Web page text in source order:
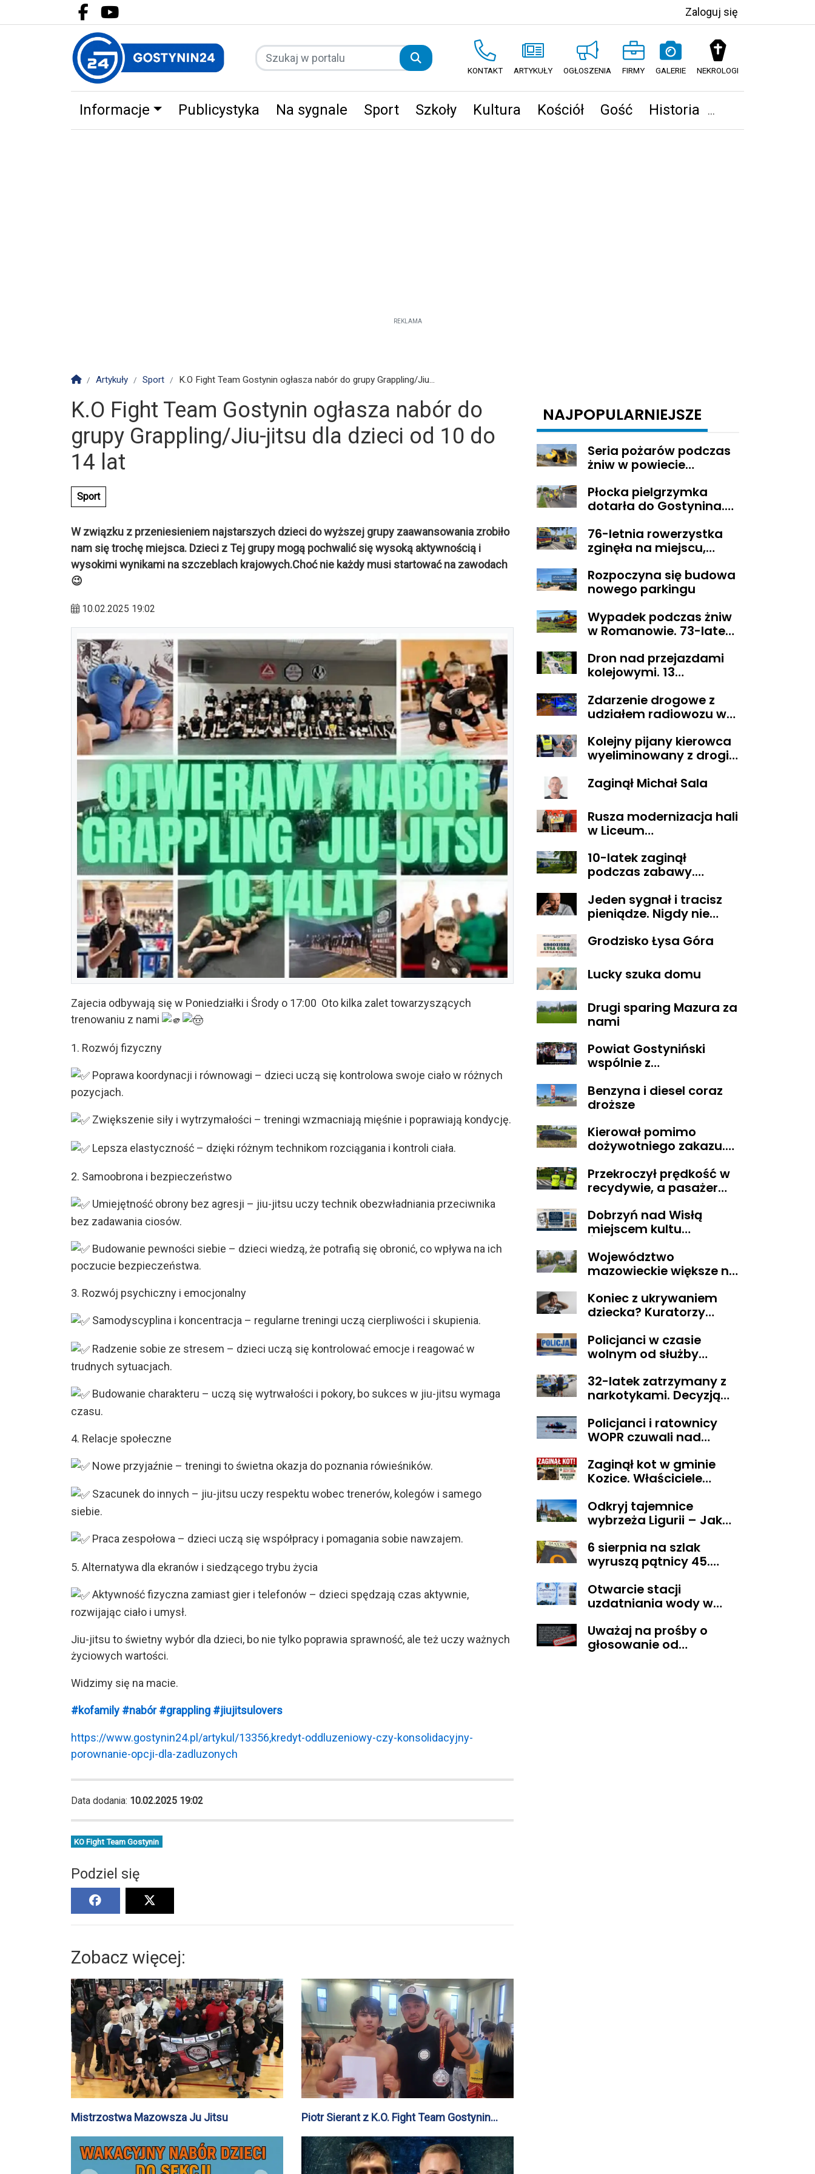
Facebook.com
Youtube.com Zaloguj się
KONTAKT ARTYKUŁY OGŁOSZENIA FIRMY GALERIE NEKROLOGI
Informacje Publicystyka Na sygnale Sport Szkoły Kultura Kościół Gość Historia
REKLAMA
Strona główna
Artykuły Sport K.O Fight Team Gostynin ogłasza nabór do grupy Grappling/Jiu...
K.O Fight Team Gostynin ogłasza nabór do
grupy Grappling/Jiu-jitsu dla dzieci od 10 do
14 lat
Sport
W związku z przeniesieniem najstarszych dzieci do wyższej grupy zaawansowania zrobiło
nam się trochę miejsca. Dzieci z Tej grupy mogą pochwalić się wysoką aktywnością i
wysokimi wynikami na szczeblach krajowych.Choć nie każdy musi startować na zawodach
😉
10.02.2025 19:02
Zajecia odbywają się w Poniedziałki i Środy o 17:00 Oto kilka zalet towarzyszących
trenowaniu z nami
1. Rozwój fizyczny
Poprawa koordynacji i równowagi – dzieci uczą się kontrolowa swoje ciało w różnych
pozycjach.
Zwiększenie siły i wytrzymałości – treningi wzmacniają mięśnie i poprawiają kondycję.
Lepsza elastyczność – dzięki różnym technikom rozciągania i kontroli ciała.
2. Samoobrona i bezpieczeństwo
Umiejętność obrony bez agresji – jiu-jitsu uczy technik obezwładniania przeciwnika
bez zadawania ciosów.
Budowanie pewności siebie – dzieci wiedzą, że potrafią się obronić, co wpływa na ich
poczucie bezpieczeństwa.
3. Rozwój psychiczny i emocjonalny
Samodyscyplina i koncentracja – regularne treningi uczą cierpliwości i skupienia.
Radzenie sobie ze stresem – dzieci uczą się kontrolować emocje i reagować w
trudnych sytuacjach.
Budowanie charakteru – uczą się wytrwałości i pokory, bo sukces w jiu-jitsu wymaga
czasu.
4. Relacje społeczne
Nowe przyjaźnie – treningi to świetna okazja do poznania rówieśników.
Szacunek do innych – jiu-jitsu uczy respektu wobec trenerów, kolegów i samego
siebie.
Praca zespołowa – dzieci uczą się współpracy i pomagania sobie nawzajem.
5. Alternatywa dla ekranów i siedzącego trybu życia
Aktywność fizyczna zamiast gier i telefonów – dzieci spędzają czas aktywnie,
rozwijając ciało i umysł.
Jiu-jitsu to świetny wybór dla dzieci, bo nie tylko poprawia sprawność, ale też uczy ważnych
życiowych wartości.
Widzimy się na macie.
#kofamily #nabór #grappling #jiujitsulovers
https://www.gostynin24.pl/artykul/13356,kredyt-oddluzeniowy-czy-konsolidacyjny-
porownanie-opcji-dla-zadluzonych
Data dodania: 10.02.2025 19:02
KO Fight Team Gostynin
Podziel się
Zobacz więcej:
Mistrzostwa Mazowsza Ju Jitsu
Piotr Sierant z K.O. Fight Team Gostynin
Wicemistrzem Europy Amatorskiego MMA
NAJPOPULARNIEJSZE
Seria pożarów podczas
żniw w powiecie
Płocka pielgrzymka
dotarła do Gostynina.
Jasną Górę
76-letnia rowerzystka
zginęła na miejscu,
Brudzenia Dużego
zablokowana
Rozpoczyna się budowa
nowego parkingu
Wypadek podczas żniw
w Romanowie. 73-latek
Dron nad przejazdami
kolejowymi. 13
podczas działań
„Bezpieczny przejazd
Zdarzenie drogowe z
udziałem radiowozu w
Kolejny pijany kierowca
wyeliminowany z drogi.
alkoholu
Zaginął Michał Sala
Rusza modernizacja hali
w Liceum
T. Kościuszki w
Gostyninie
10-latek zaginął
podczas zabawy.
szczęśliwie
Jeden sygnał i tracisz
pieniądze. Nigdy nie
numery
Grodzisko Łysa Góra
Lucky szuka domu
Drugi sparing Mazura za
nami
Powiat Gostyniński
wspólnie z
POZARZĄDOWYMI
walczą o środki z
Obywatelskiego
Mazowsza dla
terenu!
Benzyna i diesel coraz
droższe
Kierował pomimo
dożywotniego zakazu.
Przekroczył prędkość w
recydywie, a pasażer
poszukiwaną
Dobrzyń nad Wisłą
miejscem kultu
Neapolu
Województwo
mazowieckie większe niż
zarządzaniu. Eksperci
proponują podział
Koniec z ukrywaniem
dziecka? Kuratorzy
jakich nie mieli
Policjanci w czasie
wolnym od służby
poszukiwanego
32-latek zatrzymany z
narkotykami. Decyzją
Policjanci i ratownicy
WOPR czuwali nad
uczestnika wyjątkowej
wyprawy
Zaginął kot w gminie
Kozice. Właściciele
pomoc
Odkryj tajemnice
wybrzeża Ligurii – Jak
chwile w krainie pesto i
słońca
6 sierpnia na szlak
wyruszą pątnicy 45.
Diecezji Płockiej na
Jasną Górę
Otwarcie stacji
uzdatniania wody w
Uważaj na prośby o
głosowanie od